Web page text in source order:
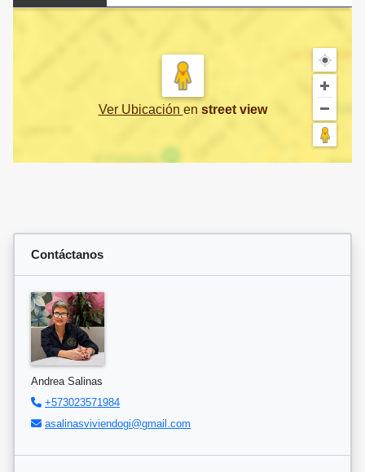
Ver Ubicación en street view
Contáctanos
Andrea Salinas
+573023571984
asalinasviviendogi@gmail.com